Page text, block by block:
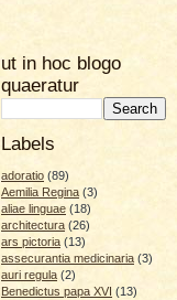
ut in hoc blogo
quaeratur
Labels
adoratio (89)
Aemilia Regina (3)
aliae linguae (18)
architectura (26)
ars pictoria (13)
assecurantia medicinaria (3)
auri regula (2)
Benedictus papa XVI (13)